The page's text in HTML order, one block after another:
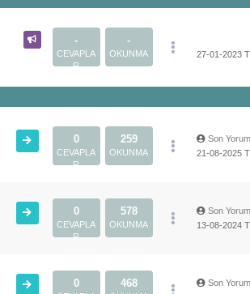
-
CEVAPLA
R
-
OKUNMA 27-01-2023
0
CEVAPLA
R
259
OKUNMA
Son Yorum
21-08-2025
0
CEVAPLA
R
578
OKUNMA
Son Yorum
13-08-2024
0 468 Son Yorum